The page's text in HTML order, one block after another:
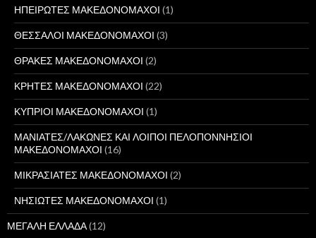
ΗΠΕΙΡΩΤΕΣ ΜΑΚΕΔΟΝΟΜΑΧΟΙ (1)
ΘΕΣΣΑΛΟΙ ΜΑΚΕΔΟΝΟΜΑΧΟΙ (3)
ΘΡΑΚΕΣ ΜΑΚΕΔΟΝΟΜΑΧΟΙ (2)
ΚΡΗΤΕΣ ΜΑΚΕΔΟΝΟΜΑΧΟΙ (22)
ΚΥΠΡΙΟΙ ΜΑΚΕΔΟΝΟΜΑΧΟΙ (1)
ΜΑΝΙΑΤΕΣ/ΛΑΚΩΝΕΣ ΚΑΙ ΛΟΙΠΟΙ ΠΕΛΟΠΟΝΝΗΣΙΟΙ
ΜΑΚΕΔΟΝΟΜΑΧΟΙ (16)
ΜΙΚΡΑΣΙΑΤΕΣ ΜΑΚΕΔΟΝΟΜΑΧΟΙ (2)
ΝΗΣΙΩΤΕΣ ΜΑΚΕΔΟΝΟΜΑΧΟΙ (1)
ΜΕΓΑΛΗ ΕΛΛΑΔΑ(12)